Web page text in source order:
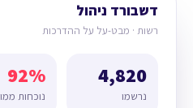
דשבורד ניהול
רשות · מבט-על על ההדרכות
4,820
נרשמו
92%
נוכחות